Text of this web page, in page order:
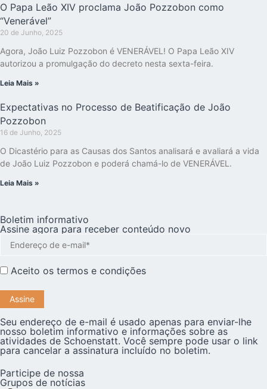
O Papa Leão XIV proclama João Pozzobon como
“Venerável”
20 de Junho, 2025
Agora, João Luiz Pozzobon é VENERÁVEL! O Papa Leão XIV
autorizou a promulgação do decreto nesta sexta-feira.
Leia Mais »
Expectativas no Processo de Beatificação de João
Pozzobon
16 de Junho, 2025
O Dicastério para as Causas dos Santos analisará e avaliará a vida
de João Luiz Pozzobon e poderá chamá-lo de VENERÁVEL.
Leia Mais »
Boletim informativo
Assine agora para receber conteúdo novo
Aceito os termos e condições
Seu endereço de e-mail é usado apenas para enviar-lhe
nosso boletim informativo e informações sobre as
atividades de Schoenstatt. Você sempre pode usar o link
para cancelar a assinatura incluído no boletim.
Participe de nossa
Grupos de notícias